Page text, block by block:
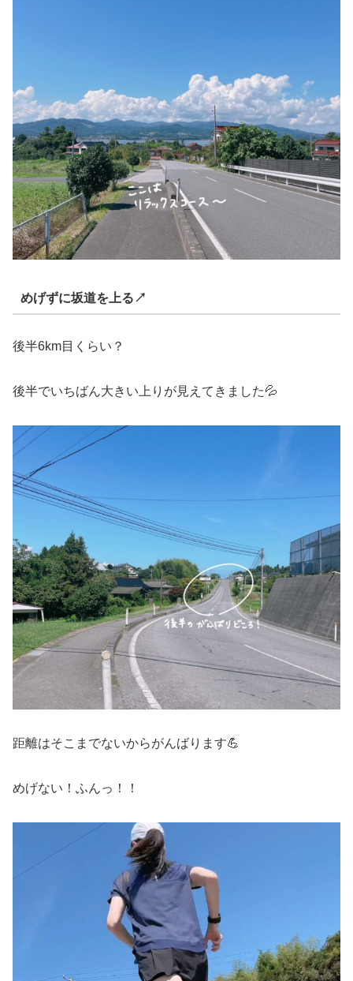
めげずに坂道を上る↗︎
後半6km目くらい？
後半でいちばん大きい上りが見えてきました💦
距離はそこまでないからがんばります💪
めげない！ふんっ！！